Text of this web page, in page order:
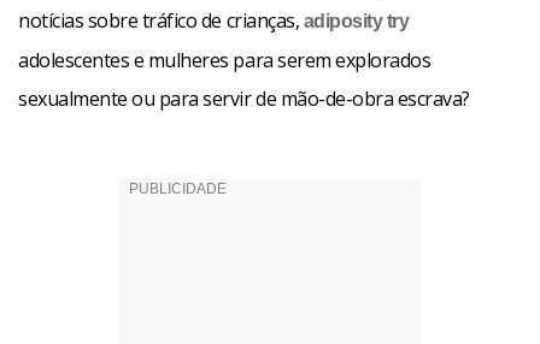
notícias sobre tráfico de crianças, adiposity try
adolescentes e mulheres para serem explorados
sexualmente ou para servir de mão-de-obra escrava?